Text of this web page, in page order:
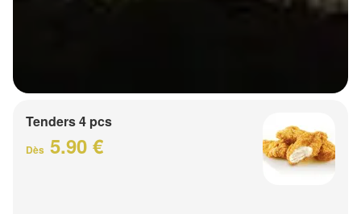
Tenders 4 pcs
Dès 5.90 €